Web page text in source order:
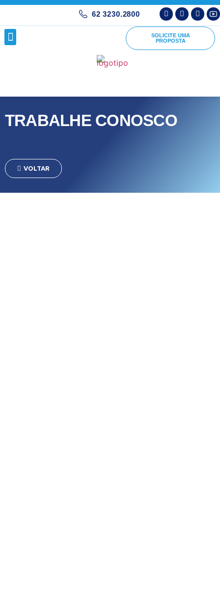
62 3230.2800
SOLICITE UMA
PROPOSTA
TRABALHE CONOSCO
VOLTAR